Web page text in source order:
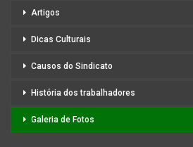
Artigos
Dicas Culturais
Causos do Sindicato
História dos trabalhadores
Galeria de Fotos